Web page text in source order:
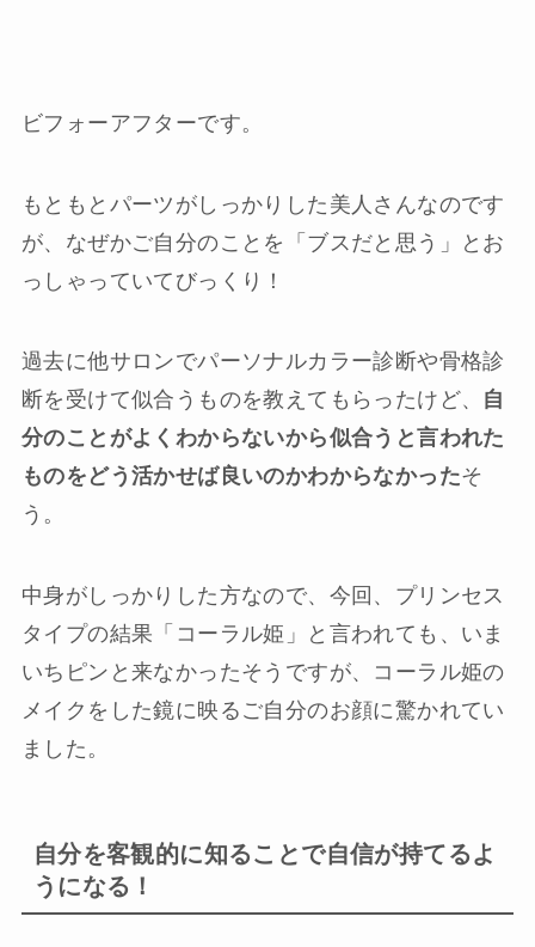
ビフォーアフターです。
もともとパーツがしっかりした美人さんなのです
が、なぜかご自分のことを「ブスだと思う」とお
っしゃっていてびっくり！
過去に他サロンでパーソナルカラー診断や骨格診
断を受けて似合うものを教えてもらったけど、 自
分のことがよくわからないから似合うと言われた
ものをどう活かせば良いのかわからなかったそ
う。
中身がしっかりした方なので、今回、プリンセス
タイプの結果「コーラル姫」と言われても、いま
いちピンと来なかったそうですが、コーラル姫の
メイクをした鏡に映るご自分のお顔に驚かれてい
ました。
自分を客観的に知ることで自信が持てるよ
うになる！